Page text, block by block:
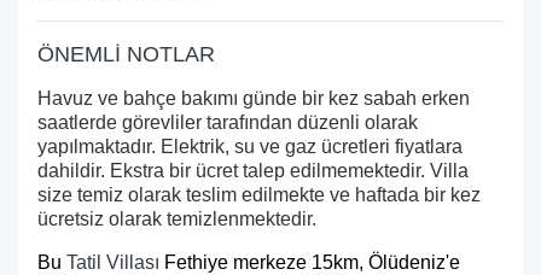
ÖNEMLİ NOTLAR
Havuz ve bahçe bakımı günde bir kez sabah erken
saatlerde görevliler tarafından düzenli olarak
yapılmaktadır. Elektrik, su ve gaz ücretleri fiyatlara
dahildir. Ekstra bir ücret talep edilmemektedir. Villa
size temiz olarak teslim edilmekte ve haftada bir kez
ücretsiz olarak temizlenmektedir.
Bu Tatil Villası Fethiye merkeze 15km, Ölüdeniz'e